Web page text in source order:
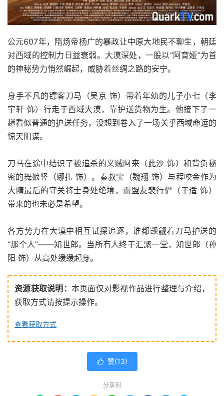
公元607年，隋炀帝杨广的暴政让中原大地民不聊生，朝廷
对西域的控制力日益衰弱。大漠深处，一股以“阿育娅”为首
的神秘势力悄然崛起，威胁着丝绸之路的安宁。
身手不凡的镖客刀马（吴京 饰）带着年幼的儿子小七（李
宇轩 饰）行走于西域大漠，靠护送货物为生。他接下了一
趟看似普通的护送任务，没想到卷入了一场关乎西域命运的
惊天阴谋。
刀马在途中结识了被追杀的义贼阿来（此沙 饰）和背负秘
密的舞娘竖（娜扎 饰）。秦叔宝（魏翔 饰）与程咬金作为
大隋最后的守关将士身处绝境，而盟友裴行俨（于适 饰）
带来的也未必是希望。
各方势力在大漠中相互试探追逐，谁都觊觎着刀马护送的
“那个人”——知世郎。当所有人终于汇聚一堂，知世郎（孙
阳 饰）从高处缓缓起身。
资源获取说明： 本页面仅对影视作品进行整理与介绍，
获取方式请按提示操作。
查看获取方式
 赞(13)
分享到